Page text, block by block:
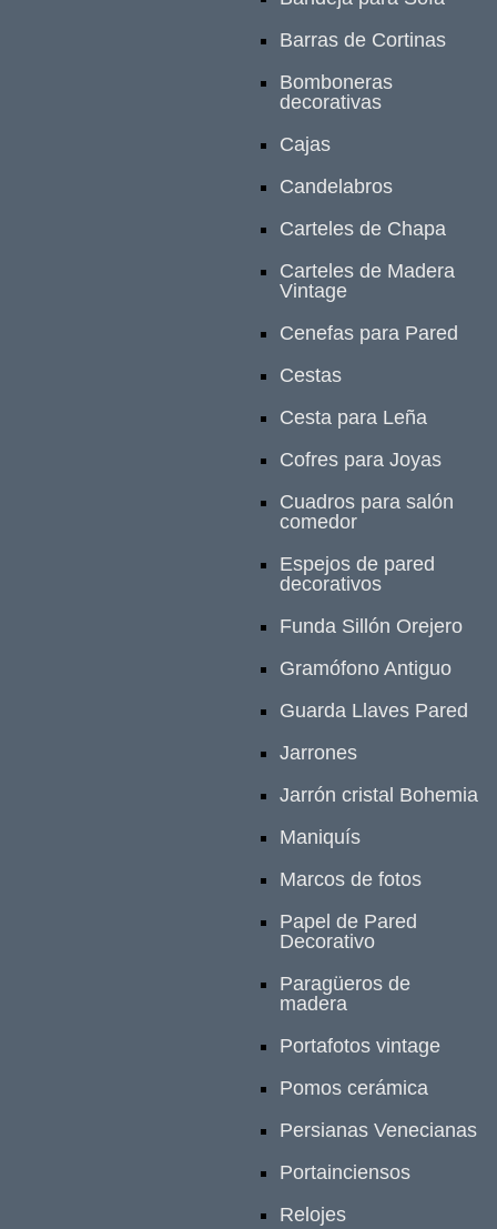
Barras de Cortinas
Bomboneras
decorativas
Cajas
Candelabros
Carteles de Chapa
Carteles de Madera
Vintage
Cenefas para Pared
Cestas
Cesta para Leña
Cofres para Joyas
Cuadros para salón
comedor
Espejos de pared
decorativos
Funda Sillón Orejero
Gramófono Antiguo
Guarda Llaves Pared
Jarrones
Jarrón cristal Bohemia
Maniquís
Marcos de fotos
Papel de Pared
Decorativo
Paragüeros de
madera
Portafotos vintage
Pomos cerámica
Persianas Venecianas
Portainciensos
Relojes